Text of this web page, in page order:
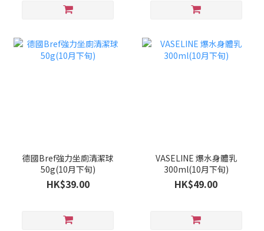
德國Bref強力坐廁清潔球
50g(10月下旬)
HK$39.00
VASELINE 爆水身體乳
300ml(10月下旬)
HK$49.00